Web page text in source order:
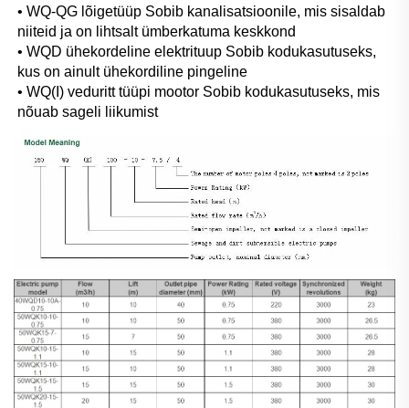
• WQ-QG lõigetüüp Sobib kanalisatsioonile, mis sisaldab
niiteid ja on lihtsalt ümberkatuma keskkond
• WQD ühekordeline elektrituup Sobib kodukasutuseks,
kus on ainult ühekordiline pingeline
• WQ(I) veduritt tüüpi mootor Sobib kodukasutuseks, mis
nõuab sageli liikumist